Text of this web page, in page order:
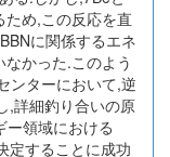
め,この反応を直
に関係するエネ
かった.このよう
ンターにおいて,逆
,詳細釣り合いの原
領域における
定することに成功